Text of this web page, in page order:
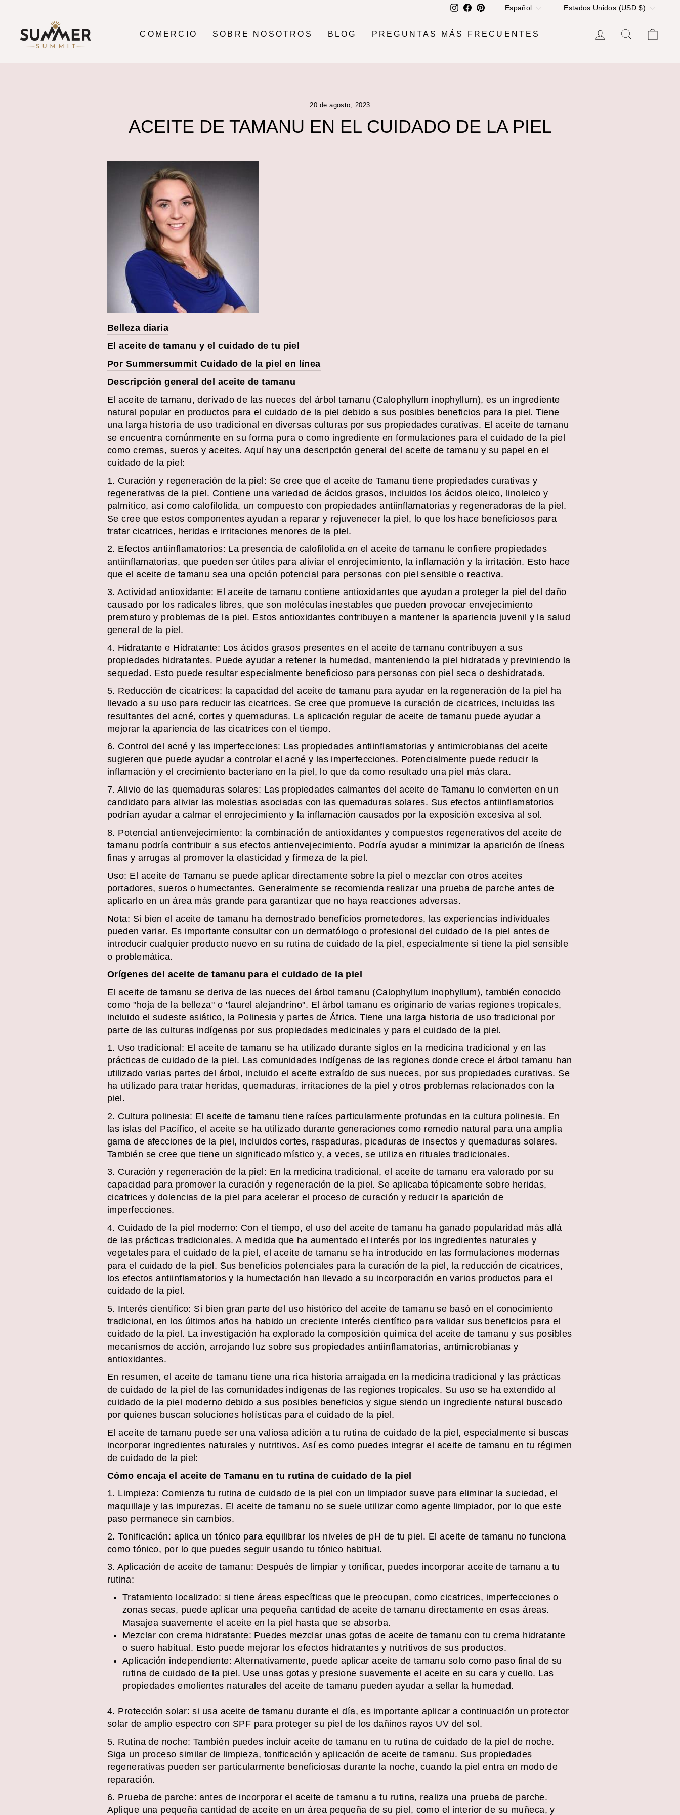
directamente
contenido
Instagram
Facebook
PinterestIDIOMA
Español MONEDA
Estados Unidos (USD $)
COMERCIO SOBRE NOSOTROS BLOG PREGUNTAS MÁS FRECUENTES INGRESAR
BUSCAR
20 de agosto, 2023
ACEITE DE TAMANU EN EL CUIDADO DE LA PIEL
Belleza diaria
El aceite de tamanu y el cuidado de tu piel
Por Summersummit Cuidado de la piel en línea
Descripción general del aceite de tamanu
El aceite de tamanu, derivado de las nueces del árbol tamanu (Calophyllum inophyllum), es un ingrediente
natural popular en productos para el cuidado de la piel debido a sus posibles beneficios para la piel. Tiene
una larga historia de uso tradicional en diversas culturas por sus propiedades curativas. El aceite de tamanu
se encuentra comúnmente en su forma pura o como ingrediente en formulaciones para el cuidado de la piel
como cremas, sueros y aceites. Aquí hay una descripción general del aceite de tamanu y su papel en el
cuidado de la piel:
1. Curación y regeneración de la piel: Se cree que el aceite de Tamanu tiene propiedades curativas y
regenerativas de la piel. Contiene una variedad de ácidos grasos, incluidos los ácidos oleico, linoleico y
palmítico, así como calofilolida, un compuesto con propiedades antiinflamatorias y regeneradoras de la piel.
Se cree que estos componentes ayudan a reparar y rejuvenecer la piel, lo que los hace beneficiosos para
tratar cicatrices, heridas e irritaciones menores de la piel.
2. Efectos antiinflamatorios: La presencia de calofilolida en el aceite de tamanu le confiere propiedades
antiinflamatorias, que pueden ser útiles para aliviar el enrojecimiento, la inflamación y la irritación. Esto hace
que el aceite de tamanu sea una opción potencial para personas con piel sensible o reactiva.
3. Actividad antioxidante: El aceite de tamanu contiene antioxidantes que ayudan a proteger la piel del daño
causado por los radicales libres, que son moléculas inestables que pueden provocar envejecimiento
prematuro y problemas de la piel. Estos antioxidantes contribuyen a mantener la apariencia juvenil y la salud
general de la piel.
4. Hidratante e Hidratante: Los ácidos grasos presentes en el aceite de tamanu contribuyen a sus
propiedades hidratantes. Puede ayudar a retener la humedad, manteniendo la piel hidratada y previniendo la
sequedad. Esto puede resultar especialmente beneficioso para personas con piel seca o deshidratada.
5. Reducción de cicatrices: la capacidad del aceite de tamanu para ayudar en la regeneración de la piel ha
llevado a su uso para reducir las cicatrices. Se cree que promueve la curación de cicatrices, incluidas las
resultantes del acné, cortes y quemaduras. La aplicación regular de aceite de tamanu puede ayudar a
mejorar la apariencia de las cicatrices con el tiempo.
6. Control del acné y las imperfecciones: Las propiedades antiinflamatorias y antimicrobianas del aceite
sugieren que puede ayudar a controlar el acné y las imperfecciones. Potencialmente puede reducir la
inflamación y el crecimiento bacteriano en la piel, lo que da como resultado una piel más clara.
7. Alivio de las quemaduras solares: Las propiedades calmantes del aceite de Tamanu lo convierten en un
candidato para aliviar las molestias asociadas con las quemaduras solares. Sus efectos antiinflamatorios
podrían ayudar a calmar el enrojecimiento y la inflamación causados ​​por la exposición excesiva al sol.
8. Potencial antienvejecimiento: la combinación de antioxidantes y compuestos regenerativos del aceite de
tamanu podría contribuir a sus efectos antienvejecimiento. Podría ayudar a minimizar la aparición de líneas
finas y arrugas al promover la elasticidad y firmeza de la piel.
Uso: El aceite de Tamanu se puede aplicar directamente sobre la piel o mezclar con otros aceites
portadores, sueros o humectantes. Generalmente se recomienda realizar una prueba de parche antes de
aplicarlo en un área más grande para garantizar que no haya reacciones adversas.
Nota: Si bien el aceite de tamanu ha demostrado beneficios prometedores, las experiencias individuales
pueden variar. Es importante consultar con un dermatólogo o profesional del cuidado de la piel antes de
introducir cualquier producto nuevo en su rutina de cuidado de la piel, especialmente si tiene la piel sensible
o problemática.
Orígenes del aceite de tamanu para el cuidado de la piel
El aceite de tamanu se deriva de las nueces del árbol tamanu (Calophyllum inophyllum), también conocido
como "hoja de la belleza" o "laurel alejandrino". El árbol tamanu es originario de varias regiones tropicales,
incluido el sudeste asiático, la Polinesia y partes de África. Tiene una larga historia de uso tradicional por
parte de las culturas indígenas por sus propiedades medicinales y para el cuidado de la piel.
1. Uso tradicional: El aceite de tamanu se ha utilizado durante siglos en la medicina tradicional y en las
prácticas de cuidado de la piel. Las comunidades indígenas de las regiones donde crece el árbol tamanu han
utilizado varias partes del árbol, incluido el aceite extraído de sus nueces, por sus propiedades curativas. Se
ha utilizado para tratar heridas, quemaduras, irritaciones de la piel y otros problemas relacionados con la
piel.
2. Cultura polinesia: El aceite de tamanu tiene raíces particularmente profundas en la cultura polinesia. En
las islas del Pacífico, el aceite se ha utilizado durante generaciones como remedio natural para una amplia
gama de afecciones de la piel, incluidos cortes, raspaduras, picaduras de insectos y quemaduras solares.
También se cree que tiene un significado místico y, a veces, se utiliza en rituales tradicionales.
3. Curación y regeneración de la piel: En la medicina tradicional, el aceite de tamanu era valorado por su
capacidad para promover la curación y regeneración de la piel. Se aplicaba tópicamente sobre heridas,
cicatrices y dolencias de la piel para acelerar el proceso de curación y reducir la aparición de
imperfecciones.
4. Cuidado de la piel moderno: Con el tiempo, el uso del aceite de tamanu ha ganado popularidad más allá
de las prácticas tradicionales. A medida que ha aumentado el interés por los ingredientes naturales y
vegetales para el cuidado de la piel, el aceite de tamanu se ha introducido en las formulaciones modernas
para el cuidado de la piel. Sus beneficios potenciales para la curación de la piel, la reducción de cicatrices,
los efectos antiinflamatorios y la humectación han llevado a su incorporación en varios productos para el
cuidado de la piel.
5. Interés científico: Si bien gran parte del uso histórico del aceite de tamanu se basó en el conocimiento
tradicional, en los últimos años ha habido un creciente interés científico para validar sus beneficios para el
cuidado de la piel. La investigación ha explorado la composición química del aceite de tamanu y sus posibles
mecanismos de acción, arrojando luz sobre sus propiedades antiinflamatorias, antimicrobianas y
antioxidantes.
En resumen, el aceite de tamanu tiene una rica historia arraigada en la medicina tradicional y las prácticas
de cuidado de la piel de las comunidades indígenas de las regiones tropicales. Su uso se ha extendido al
cuidado de la piel moderno debido a sus posibles beneficios y sigue siendo un ingrediente natural buscado
por quienes buscan soluciones holísticas para el cuidado de la piel.
El aceite de tamanu puede ser una valiosa adición a tu rutina de cuidado de la piel, especialmente si buscas
incorporar ingredientes naturales y nutritivos. Así es como puedes integrar el aceite de tamanu en tu régimen
de cuidado de la piel:
Cómo encaja el aceite de Tamanu en tu rutina de cuidado de la piel
1. Limpieza: Comienza tu rutina de cuidado de la piel con un limpiador suave para eliminar la suciedad, el
maquillaje y las impurezas. El aceite de tamanu no se suele utilizar como agente limpiador, por lo que este
paso permanece sin cambios.
2. Tonificación: aplica un tónico para equilibrar los niveles de pH de tu piel. El aceite de tamanu no funciona
como tónico, por lo que puedes seguir usando tu tónico habitual.
3. Aplicación de aceite de tamanu: Después de limpiar y tonificar, puedes incorporar aceite de tamanu a tu
rutina:
Tratamiento localizado: si tiene áreas específicas que le preocupan, como cicatrices, imperfecciones o
zonas secas, puede aplicar una pequeña cantidad de aceite de tamanu directamente en esas áreas.
Masajea suavemente el aceite en la piel hasta que se absorba.
Mezclar con crema hidratante: Puedes mezclar unas gotas de aceite de tamanu con tu crema hidratante
o suero habitual. Esto puede mejorar los efectos hidratantes y nutritivos de sus productos.
Aplicación independiente: Alternativamente, puede aplicar aceite de tamanu solo como paso final de su
rutina de cuidado de la piel. Use unas gotas y presione suavemente el aceite en su cara y cuello. Las
propiedades emolientes naturales del aceite de tamanu pueden ayudar a sellar la humedad.
4. Protección solar: si usa aceite de tamanu durante el día, es importante aplicar a continuación un protector
solar de amplio espectro con SPF para proteger su piel de los dañinos rayos UV del sol.
5. Rutina de noche: También puedes incluir aceite de tamanu en tu rutina de cuidado de la piel de noche.
Siga un proceso similar de limpieza, tonificación y aplicación de aceite de tamanu. Sus propiedades
regenerativas pueden ser particularmente beneficiosas durante la noche, cuando la piel entra en modo de
reparación.
6. Prueba de parche: antes de incorporar el aceite de tamanu a tu rutina, realiza una prueba de parche.
Aplique una pequeña cantidad de aceite en un área pequeña de su piel, como el interior de su muñeca, y